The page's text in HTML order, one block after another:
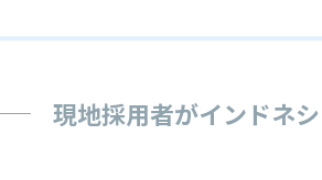
現地採用者がインドネ